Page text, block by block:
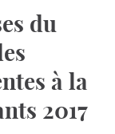
du
à la
2017